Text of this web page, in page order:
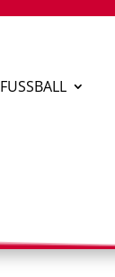
FUSSBALL